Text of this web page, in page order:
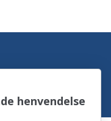
henvendelse